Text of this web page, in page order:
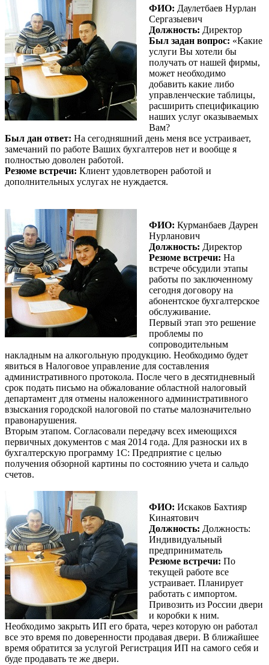
ФИО: Даулетбаев Нурлан
Сергазыевич
Должность: Директор
Был задан вопрос: «Какие
услуги Вы хотели бы
получать от нашей фирмы,
может необходимо
добавить какие либо
управленческие таблицы,
расширить спецификацию
наших услуг оказываемых
Вам?
Был дан ответ: На сегодняшний день меня все устраивает,
замечаний по работе Ваших бухгалтеров нет и вообще я
полностью доволен работой.
Резюме встречи: Клиент удовлетворен работой и
дополнительных услугах не нуждается.
ФИО: Курманбаев Даурен
Нурланович
Должность: Директор
Резюме встречи: На
встрече обсудили этапы
работы по заключенному
сегодня договору на
абонентское бухгалтерское
обслуживание.
Первый этап это решение
проблемы по
сопроводительным
накладным на алкогольную продукцию. Необходимо будет
явиться в Налоговое управление для составления
административного протокола. После чего в десятидневный
срок подать письмо на обжалование областной налоговый
департамент для отмены наложенного административного
взыскания городской налоговой по статье малозначительно
правонарушения.
Вторым этапом. Согласовали передачу всех имеющихся
первичных документов с мая 2014 года. Для разноски их в
бухгалтерскую программу 1С: Предприятие с целью
получения обзорной картины по состоянию учета и сальдо
счетов.
ФИО: Искаков Бахтияр
Кинаятович
Должность: Должность:
Индивидуальный
предприниматель
Резюме встречи: По
текущей работе все
устраивает. Планирует
работать с импортом.
Привозить из России двери
и коробки к ним.
Необходимо закрыть ИП его брата, через которую он работал
все это время по доверенности продавая двери. В ближайшее
время обратится за услугой Регистрация ИП на самого себя и
буде продавать те же двери.